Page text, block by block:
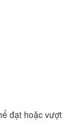
đạt hoặc vượt